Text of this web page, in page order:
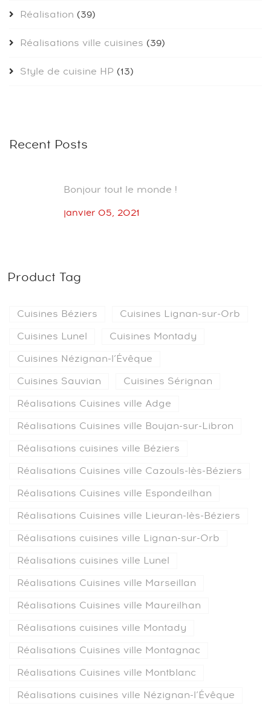
Réalisation (39)
Réalisations ville cuisines (39)
Style de cuisine HP (13)
Recent Posts
Bonjour tout le monde !
janvier 05, 2021
Product Tag
Cuisines Béziers
Cuisines Lignan-sur-Orb
Cuisines Lunel
Cuisines Montady
Cuisines Nézignan-l’Évêque
Cuisines Sauvian
Cuisines Sérignan
Réalisations Cuisines ville Adge
Réalisations Cuisines ville Boujan-sur-Libron
Réalisations cuisines ville Béziers
Réalisations Cuisines ville Cazouls-lès-Béziers
Réalisations Cuisines ville Espondeilhan
Réalisations Cuisines ville Lieuran-lès-Béziers
Réalisations cuisines ville Lignan-sur-Orb
Réalisations cuisines ville Lunel
Réalisations Cuisines ville Marseillan
Réalisations Cuisines ville Maureilhan
Réalisations cuisines ville Montady
Réalisations Cuisines ville Montagnac
Réalisations Cuisines ville Montblanc
Réalisations cuisines ville Nézignan-l’Évêque